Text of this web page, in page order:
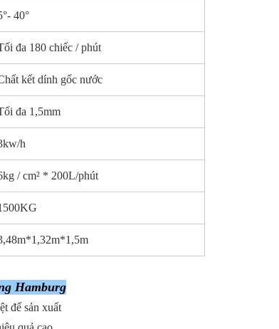
40°
đa 180 chiếc / phút
kết dính gốc nước
đa 1,5mm
h
/ cm² * 200L/phút
Hamburg
để sản xuất